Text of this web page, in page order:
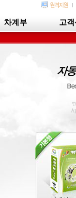
차계부 고객